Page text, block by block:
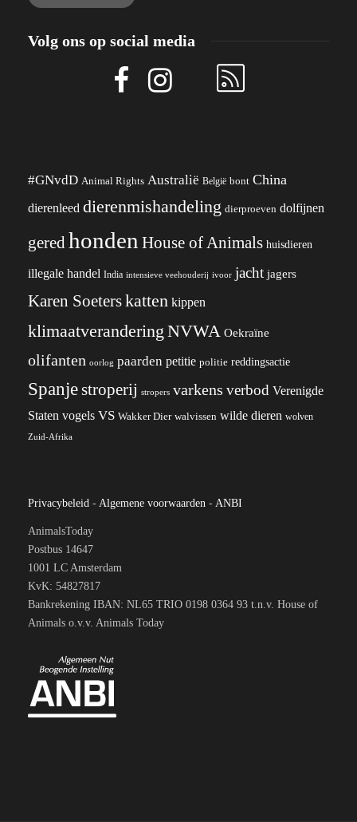
Volg ons op social media
#GNvdD Animal Rights Australië België bont China
dierenleed dierenmishandeling dierproeven dolfijnen
gered honden House of Animals huisdieren
illegale handel India intensieve veehouderij ivoor jacht jagers
Karen Soeterskatten kippen
klimaatverandering NVWA Oekraïne
olifanten oorlog paarden petitie politie reddingsactie
Spanjestroperij stropers varkens verbod Verenigde
Staten vogels VS Wakker Dier walvissen wilde dieren wolven
Zuid-Afrika
Privacybeleid - Algemene voorwaarden - ANBI
AnimalsToday
Postbus 14647
1001 LC Amsterdam
KvK: 54827817
Bankrekening IBAN: NL65 TRIO 0198 0364 93 t.n.v. House of
Animals o.v.v. Animals Today